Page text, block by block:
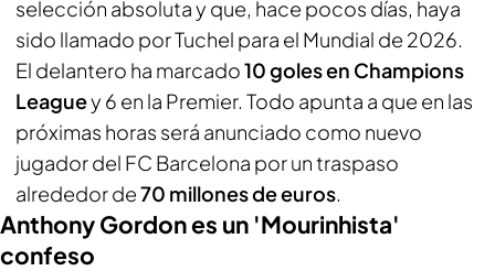
selección absoluta y que, hace pocos días, haya
sido llamado por Tuchel para el Mundial de 2026.
El delantero ha marcado10 goles en Champions
Leaguey 6 en la Premier. Todo apunta a que en las
próximas horas será anunciado como nuevo
jugador del FC Barcelona por un traspaso
alrededor de70 millones de euros.
Anthony Gordon es un 'Mourinhista'
confeso